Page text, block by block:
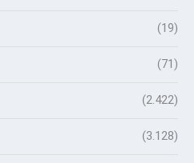
(19)
(71)
(2.422)
(3.128)